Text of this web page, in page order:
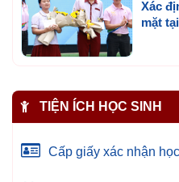
Xác
mặt
TIỆN ÍCH HỌC SINH
Cấp giấy xác nhận